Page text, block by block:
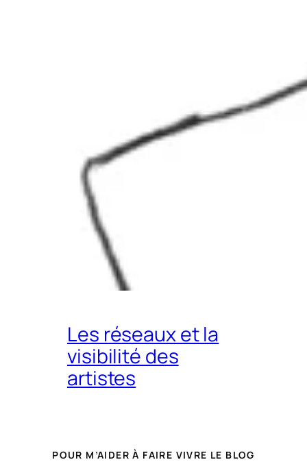
Les réseaux et la
visibilité des
artistes
POUR M’AIDER À FAIRE VIVRE LE BLOG